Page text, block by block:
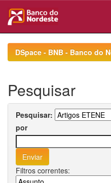
navigationDSpace - BNB - Banco do
Pesquisar
Pesquisar:
por
Filtros correntes: